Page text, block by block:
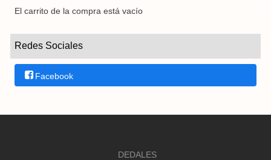
El carrito de la compra está vacío
Redes Sociales
Facebook
DEDALES